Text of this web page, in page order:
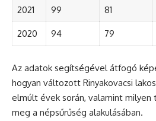
2021 99 81
2020 94 79
Az adatok segítségével átfogó
hogyan változott Rinyakovacsi
elmúlt évek során, valamint milyen
meg a népsűrűség alakulásában.